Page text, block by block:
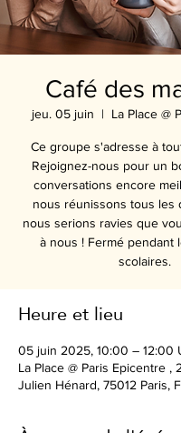
Café des
jeu. 05 juin
  |
La Place @
Ce groupe s'adresse à
Rejoignez-nous pour un
conversations encore
nous réunissons tous les
nous serions ravies que
à nous ! Fermé pendant
Heure et lieu
05 juin 2025, 10:00 – 12:00
La Place @ Paris Epicentre ,
Julien Hénard, 75012 Paris,